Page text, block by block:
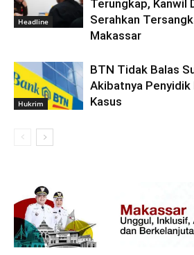
Headline
Terungkap, Kanwil
Serahkan
Makassar
Hukrim
BTN Tidak Balas
Akibatnya Penyidik
Kasus